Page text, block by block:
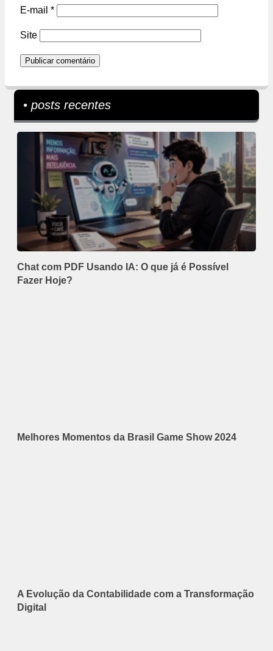
E-mail *
Site
• posts recentes
Chat com PDF Usando IA: O que já é Possível
Fazer Hoje?
Melhores Momentos da Brasil Game Show 2024
A Evolução da Contabilidade com a Transformação
Digital